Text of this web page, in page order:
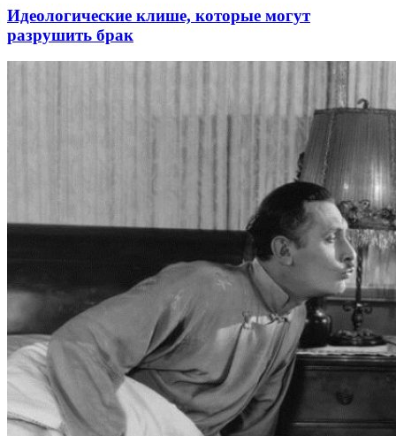
Идеологические клише, которые могут
разрушить брак